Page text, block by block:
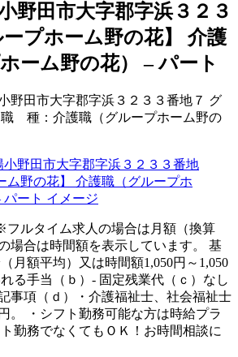
野田市大字郡字浜３２３
ープホーム野の花】 介護
ーム野の花） – パート
野田市大字郡字浜３２３３番地７ グ
職 種： 介護職（グループホーム野の
フルタイム求人の場合は月額（換算
場合は時間額を表示しています。 基
月額平均）又は時間額1,050円～1,050
る手当（ｂ）- 固定残業代（ｃ）なし
事項（ｄ）・介護福祉士、社会福祉士
。 ・シフト勤務可能な方は時給プラ
勤務でなくてもＯＫ！お時間相談に